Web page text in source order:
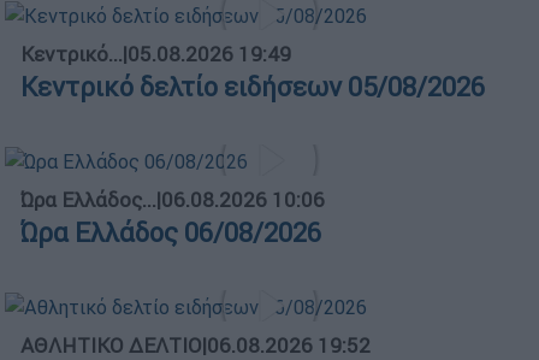
Κεντρικό...|05.08.2026 19:49
Κεντρικό δελτίο ειδήσεων 05/08/2026
Ώρα Ελλάδος...|06.08.2026 10:06
Ώρα Ελλάδος 06/08/2026
ΑΘΛΗΤΙΚΟ ΔΕΛΤΙΟ|06.08.2026 19:52